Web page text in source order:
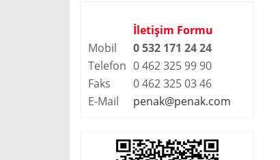
İletişim Formu
Mobil
0 532 171 24 24
Telefon 0 462 325 99 90
Faks
0 462 325 03 46
E-Mail
penak@penak.com